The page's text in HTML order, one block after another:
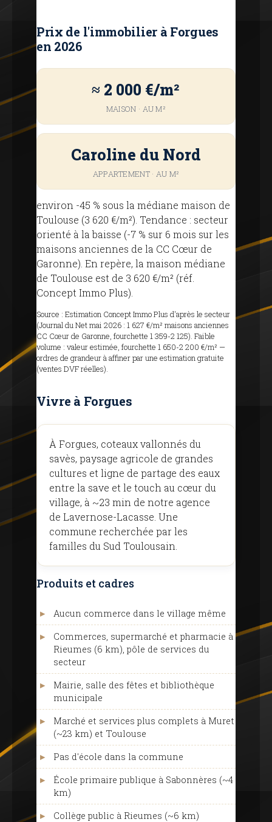
Prix ​​de l'immobilier à Forgues
en 2026
≈ 2 000 €/m²
MAISON · AU M²
Caroline du Nord
APPARTEMENT · AU M²
environ -45 % sous la médiane maison de
Toulouse (3 620 €/m²). Tendance : secteur
orienté à la baisse (-7 % sur 6 mois sur les
maisons anciennes de la CC Cœur de
Garonne). En repère, la maison médiane
de Toulouse est de 3 620 €/m² (réf.
Concept Immo Plus).
Source : Estimation Concept Immo Plus d'après le secteur
(Journal du Net mai 2026 : 1 627 €/m² maisons anciennes
CC Cœur de Garonne, fourchette 1 359-2 125). Faible
volume : valeur estimée, fourchette 1 650-2 200 €/m² —
ordres de grandeur à affiner par une estimation gratuite
(ventes DVF réelles).
Vivre à Forgues
À Forgues, coteaux vallonnés du
savès, paysage agricole de grandes
cultures et ligne de partage des eaux
entre la save et le touch au cœur du
village, à ~23 min de notre agence
de Lavernose-Lacasse. Une
commune recherchée par les
familles du Sud Toulousain.
Produits et cadres
Aucun commerce dans le village même
Commerces, supermarché et pharmacie à
Rieumes (6 km), pôle de services du
secteur
Mairie, salle des fêtes et bibliothèque
municipale
Marché et services plus complets à Muret
(~23 km) et Toulouse
Pas d'école dans la commune
École primaire publique à Sabonnères (~4
km)
Collège public à Rieumes (~6 km)